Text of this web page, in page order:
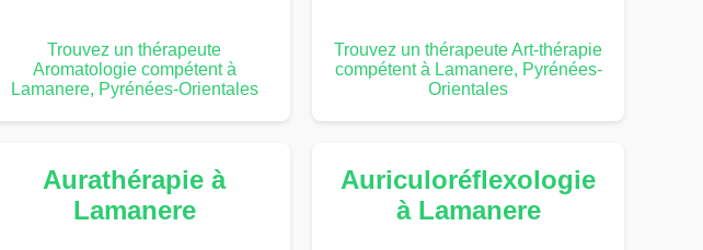
Trouvez un thérapeute
Aromatologie compétent à
Lamanere, Pyrénées-Orientales
Trouvez un thérapeute Art-thérapie
compétent à Lamanere, Pyrénées-
Orientales
Aurathérapie à
Lamanere
Auriculoréflexologie
à Lamanere